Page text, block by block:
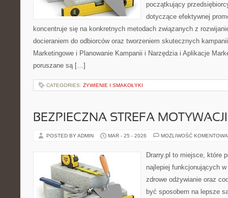
początkujący
dotyczące efektywnej
koncentruje się na konkretnych metodach związanych z
docieraniem do odbiorców oraz tworzeniem skutecznych
Marketingowe i Planowanie Kampanii i Narzędzia i Aplikacje
poruszane są […]
CATEGORIES: ŻYWIENIE I SMAKOŁYKI
BEZPIECZNA STREFA MOTYWACJI
POSTED BY ADMIN MAR - 25 - 2026 MOŻLIWOŚĆ
Drarry.pl to miejsce, które
najlepiej funkcjonujących
zdrowe odżywianie oraz
być sposobem na lepsze